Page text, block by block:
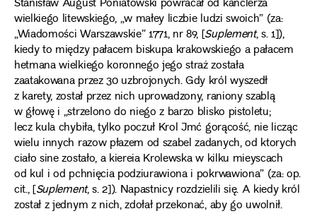
wielkiego litewskiego, „w małey liczbie ludzi swoich” (za:
„Wiadomości Warszawskie” 1771, nr 89, [Suplement, s. 1]),
kiedy to między pałacem biskupa krakowskiego a pałacem
hetmana wielkiego koronnego jego straż została
zaatakowana przez 30 uzbrojonych. Gdy król wyszedł
z karety, został przez nich uprowadzony, raniony szablą
w głowę i „strzelono do niego z barzo blisko pistoletu;
lecz kula chybiła, tylko poczuł Krol Jmć gorącość, nie licząc
wielu innych razow płazem od szabel zadanych, od ktorych
ciało sine zostało, a kiereia Krolewska w kilku mieyscach
od kul i od pchnięcia podziurawiona i pokrwawiona” (za: op.
cit., [Suplement, s. 2]). Napastnicy rozdzielili się. A kiedy król
został z jednym z nich, zdołał przekonać, aby go uwolnił.